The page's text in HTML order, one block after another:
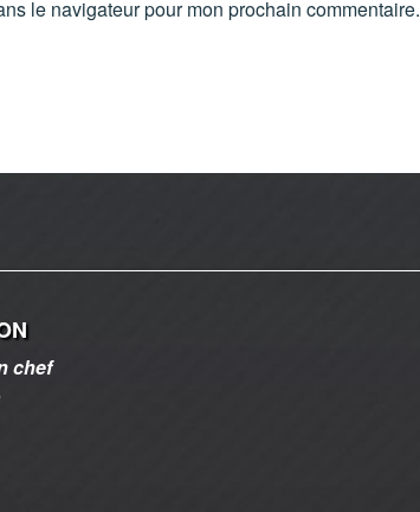
le navigateur pour mon prochain commentaire.
chef